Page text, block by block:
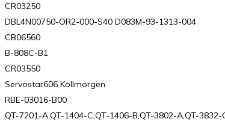
CR03250
DBL4N00750-OR2-000-S40 D083M-93-1313-004
CB06560
B-808C-B1
CR03550
Servostar606 Kollmorgen
RBE-03016-B00
QT-7201-A,QT-1404-C,QT-1406-B,QT-3802-A,QT-3832-